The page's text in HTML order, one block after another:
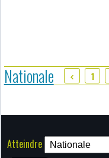
Nationale 1
Atteindre